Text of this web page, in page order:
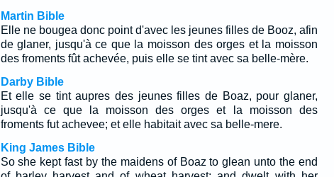
Martin Bible
Elle ne bougea donc point d'avec les jeunes filles de Booz, afin
de glaner, jusqu'à ce que la moisson des orges et la moisson
des froments fût achevée, puis elle se tint avec sa belle-mère.
Darby Bible
Et elle se tint aupres des jeunes filles de Boaz, pour glaner,
jusqu'à ce que la moisson des orges et la moisson des
froments fut achevee; et elle habitait avec sa belle-mere.
King James Bible
So she kept fast by the maidens of Boaz to glean unto the end